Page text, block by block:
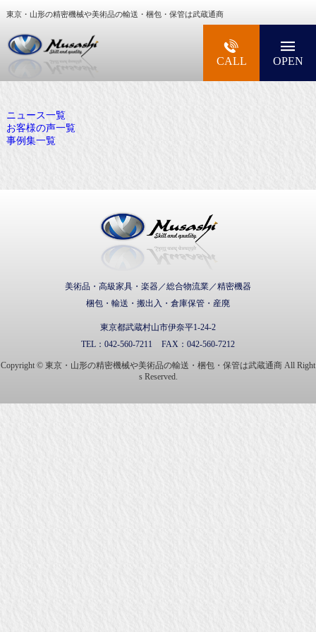
東京・山形の精密機械や美術品の輸送・梱包・保管は武蔵通商
大型精密機械・美術品・高級楽器の梱包・輸送
CALL OPEN
ニュース一覧
お客様の声一覧
事例集一覧
美術品・高級家具・楽器／総合物流業／精密機器
梱包・輸送・搬出入・倉庫保管・産廃
東京都武蔵村山市伊奈平1-24-2
TEL： 042-560-7211 FAX： 042-560-7212
Copyright © 東京・山形の精密機械や美術品の輸送・梱包・保管は武蔵通商 All Right
s Reserved.